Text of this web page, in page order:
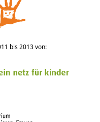
bis 2013 von: